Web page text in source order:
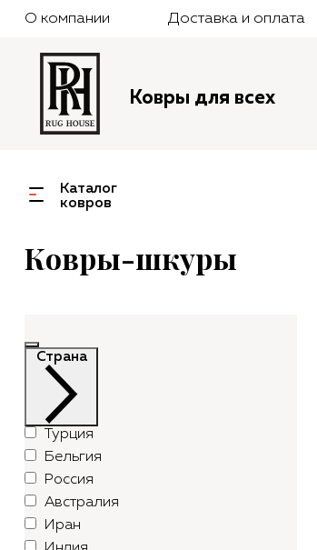
О компании Доставка и оплата
Ковры для всех
Каталог
ковров
Ковры-шкуры
Страна
Турция
Бельгия
Россия
Австралия
Иран